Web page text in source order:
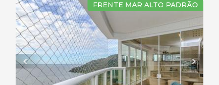
FRENTE MAR ALTO PADRÃO